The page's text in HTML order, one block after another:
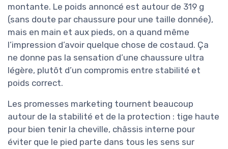
montante. Le poids annoncé est autour de 319 g
(sans doute par chaussure pour une taille donnée),
mais en main et aux pieds, on a quand même
l’impression d’avoir quelque chose de costaud. Ça
ne donne pas la sensation d’une chaussure ultra
légère, plutôt d’un compromis entre stabilité et
poids correct.
Les promesses marketing tournent beaucoup
autour de la stabilité et de la protection : tige haute
pour bien tenir la cheville, châssis interne pour
éviter que le pied parte dans tous les sens sur